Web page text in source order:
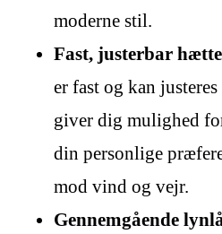
moderne stil.
Fast, justerbar hætte
er fast og kan
giver dig mulighed
din personlige
mod vind og vejr.
Gennemgående